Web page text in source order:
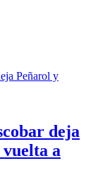
deja
vuelta a